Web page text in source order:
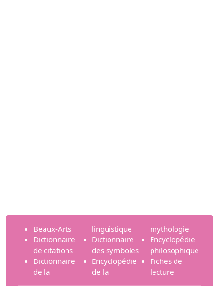
Beaux-Arts
Dictionnaire
de citations
Dictionnaire
de la
linguistique
Dictionnaire
des symboles
Encyclopédie
de la
mythologie
Encyclopédie
philosophique
Fiches de
lecture